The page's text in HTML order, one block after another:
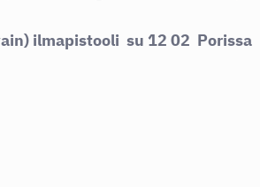
ilmapistooli su 12 02 Porissa